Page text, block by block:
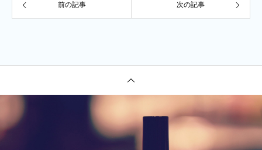
前の記事 次の記事